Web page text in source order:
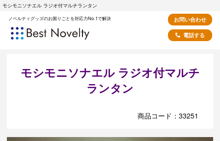
モシモニソナエル ラジオ付マルチランタン
ノベルティグッズのお困りごとを対応力No.1で解決
お問い合わせ
電話する
モシモニソナエル ラジオ付マルチ
ランタン
商品コード：33251